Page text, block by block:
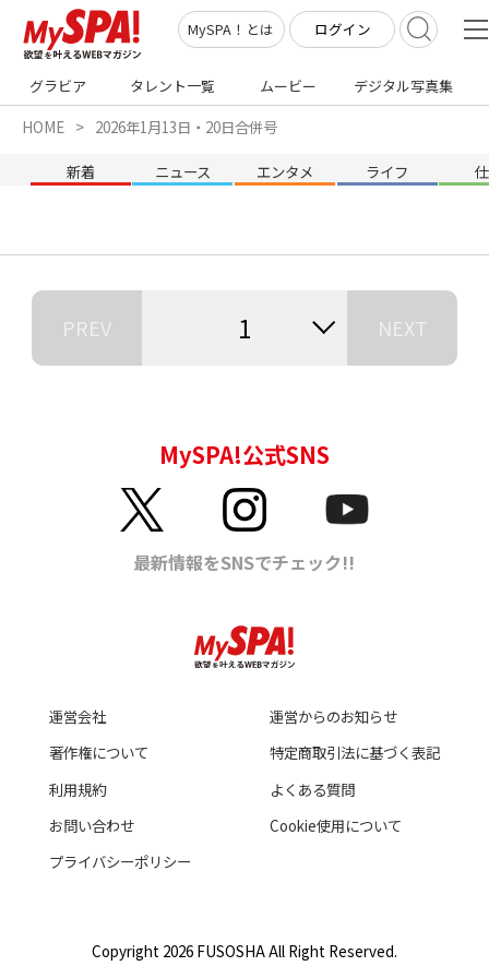
MySPA！とは ログイン
グラビア タレント一覧 ムービー デジタル写真集
HOME 2026年1月13日・20日合併号
新着 ニュース エンタメ ライフ
PREV 1 NEXT
運営会社
運営からのお知らせ
著作権について
特定商取引法に基づく表記
利用規約
よくある質問
お問い合わせ
Cookie使用について
プライバシーポリシー
Copyright 2026 FUSOSHA All Right Reserved.